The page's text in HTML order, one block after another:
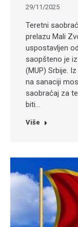
29/11/2025
Teretni
prelazu Mali
uspostavljen
saopšteno je
(MUP) Srbije.
na sanaciji
saobraćaj za
biti…
Više